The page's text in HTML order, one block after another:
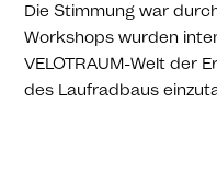
Die Stimmung war
Workshops wurden
VELOTRAUM-Welt der
des Laufradbaus